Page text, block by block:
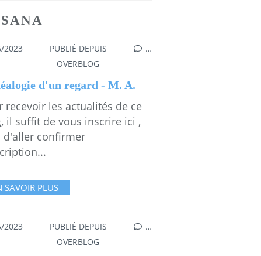
,EMMA S'EXPOSE À VOS REGARDS
2023
PUBLIÉ DEPUIS
OVERBLOG
…
d'un regard - M. A.
recevoir les actualités de ce
il suffit de vous inscrire ici ,
d'aller confirmer
SAVOIR PLUS
,MESGAMMES
2023
PUBLIÉ DEPUIS
OVERBLOG
…